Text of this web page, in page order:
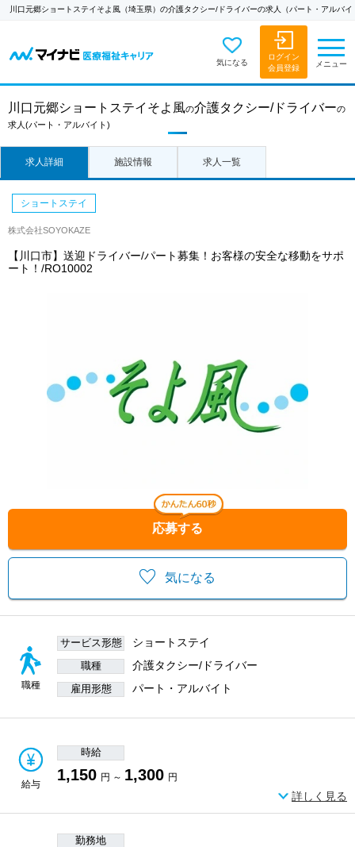
川口元郷ショートステイそよ風（埼玉県）の介護タクシー/ドライバーの求人（パート・アルバイ
気になる
ログイン
会員登録
メニュー
川口元郷ショートステイそよ風の介護タクシー/ドライバーの
求人 (パート・アルバイト)
求人詳細 施設情報 求人一覧
気になる
応募する
ショートステイ
株式会社SOYOKAZE
【川口市】送迎ドライバー/パート募集！お客様の安全な移動をサポ
ート！/RO10002
職種
サービス形態 ショートステイ
職種 介護タクシー/ドライバー
雇用形態 パート・アルバイト
給与
時給
1,150 円 ～ 1,300 円
詳しく見る
勤務地